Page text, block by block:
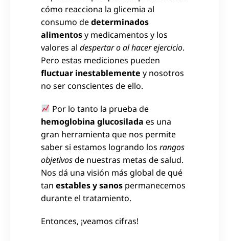
cómo reacciona la glicemia al
consumo dedeterminados
alimentosy medicamentos y los
valores al despertar o al hacer ejercicio.
Pero estas mediciones pueden
fluctuar inestablemente y nosotros
no ser conscientes de ello.
Por lo tanto la prueba de
hemoglobina glucosilada es una
gran herramienta que nos permite
saber si estamos logrando los rangos
objetivosde nuestras metas de salud.
Nos dá una visión más global de qué
tan estables y sanos permanecemos
durante el tratamiento.
Entonces, ¡veamos cifras!